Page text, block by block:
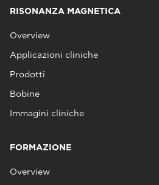
RISONANZA MAGNETICA
Overview
Applicazioni cliniche
Prodotti
Bobine
Immagini cliniche
FORMAZIONE
Overview